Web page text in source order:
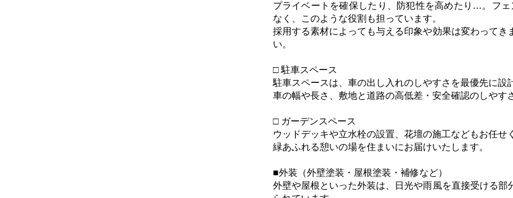
プライベートを確保したり、防犯性を高めたり…。フ
なく、このような役割も担っています。
採用する素材によっても与える印象や効果は変わってき
い。
□ 駐車スペース
駐車スペースは、車の出し入れのしやすさを最優先に設
車の幅や長さ、敷地と道路の高低差・安全確認のしやす
□ ガーデンスペース
ウッドデッキや立水栓の設置、花壇の施工などもお任せ
緑あふれる憩いの場を住まいにお届けいたします。
■外装（外壁塗装・屋根塗装・補修など）
外壁や屋根といった外装は、日光や雨風を直接受ける